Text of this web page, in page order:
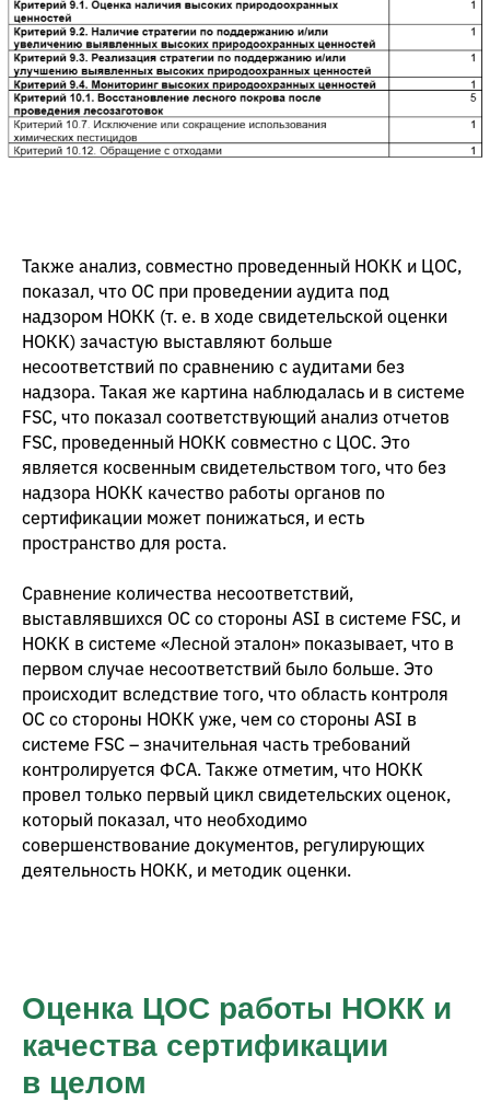
Также анализ, совместно проведенный НОКК и ЦОС,
показал, что ОС при проведении аудита под
надзором НОКК (т. е. в ходе свидетельской оценки
НОКК) зачастую выставляют больше
несоответствий по сравнению с аудитами без
надзора. Такая же картина наблюдалась и в системе
FSC, что показал соответствующий анализ отчетов
FSC, проведенный НОКК совместно с ЦОС. Это
является косвенным свидетельством того, что без
надзора НОКК качество работы органов по
сертификации может понижаться, и есть
пространство для роста.
Сравнение количества несоответствий,
выставлявшихся ОС со стороны ASI в системе FSC, и
НОКК в системе «Лесной эталон» показывает, что в
первом случае несоответствий было больше. Это
происходит вследствие того, что область контроля
ОС со стороны НОКК уже, чем со стороны ASI в
системе FSC – значительная часть требований
контролируется ФСА. Также отметим, что НОКК
провел только первый цикл свидетельских оценок,
который показал, что необходимо
совершенствование документов, регулирующих
деятельность НОКК, и методик оценки.
Оценка ЦОС работы НОКК и
качества сертификации
в целом